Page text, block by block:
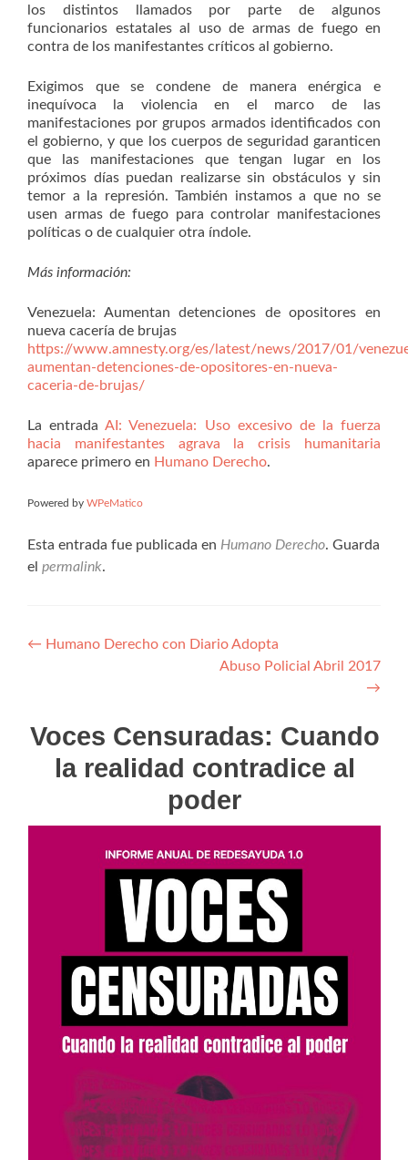
los distintos llamados por parte de algunos
funcionarios estatales al uso de armas de fuego en
contra de los manifestantes críticos al gobierno.
Exigimos que se condene de manera enérgica e
inequívoca la violencia en el marco de las
manifestaciones por grupos armados identificados con
el gobierno, y que los cuerpos de seguridad garanticen
que las manifestaciones que tengan lugar en los
próximos días puedan realizarse sin obstáculos y sin
temor a la represión. También instamos a que no se
usen armas de fuego para controlar manifestaciones
políticas o de cualquier otra índole.
Más información:
Venezuela: Aumentan detenciones de opositores en
nueva cacería de brujas
https://www.amnesty.org/es/latest/news/2017/01/
aumentan-detenciones-de-opositores-en-nueva-
caceria-de-brujas/
La entradaAI: Venezuela: Uso excesivo de la fuerza
hacia manifestantes agrava la crisis humanitaria
aparece primero en Humano Derecho.
Powered by WPeMatico
Esta entrada fue publicada en Humano Derecho. Guarda
el permalink.
Navegación
← Humano Derecho con Diario Adopta
Abuso Policial Abril 2017
→
Voces Censuradas: Cuando
la realidad contradice al
poder